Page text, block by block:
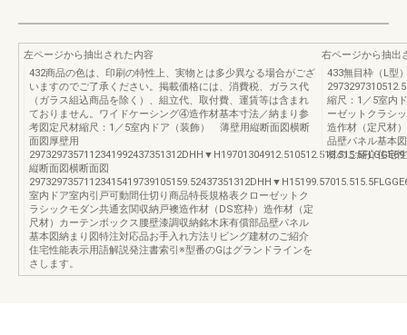
左ページから抽出された内容
432商品の色は、印刷の特性上、実物とは多少異なる場合がござ
いますのでご了承ください。掲載価格には、消費税、ガラス代
（ガラス組込商品を除く）、組立代、取付費、運賃等は含まれ
ておりません。ワイドケーシング④造作材基本寸法／納まり参
考図定尺材縮尺：1／5室内ドア（装飾） 薄壁用縦断面図横断
面図厚壁用
縦断面図横断面図
室内ドア室内引戸可動間仕切り商品特長規格表クローゼットク
ラシックモダン共通玄関収納戸襖造作材（DS窓枠）造作材（定
尺材）カーテンボックス腰壁漆調収納銘木床有償部品壁パネル
基本図納まり図特注対応品お手入れ方法リビング建材のご紹介
住宅性能表示用語解説発注書索引※型番のGはグランドラインを
さします。
右ページから抽出
433無目枠（L型
縮尺：1／5室内
ーゼットクラシ
造作材（定尺材
品壁パネル基本
材のご紹介住宅